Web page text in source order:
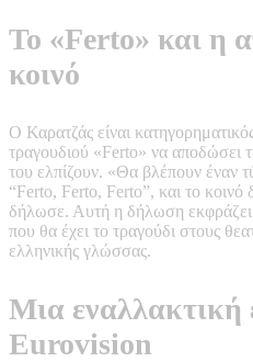
Το «Ferto» και η
κοινό
Ο Καρατζάς είναι
τραγουδιού «Ferto» να αποδώσει
του ελπίζουν. «Θα βλέπουν έναν
“Ferto, Ferto, Ferto”, και το κοινό
δήλωσε. Αυτή η δήλωση εκφράζει
που θα έχει το τραγούδι στους
ελληνικής γλώσσας.
Μια εναλλακτική
Eurovision